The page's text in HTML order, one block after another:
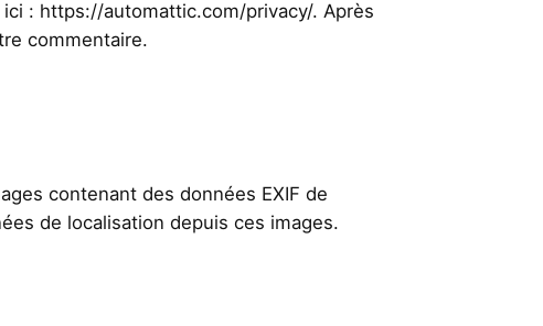
: https://automattic.com/privacy/. Après
commentaire.
contenant des données EXIF de
de localisation depuis ces images.